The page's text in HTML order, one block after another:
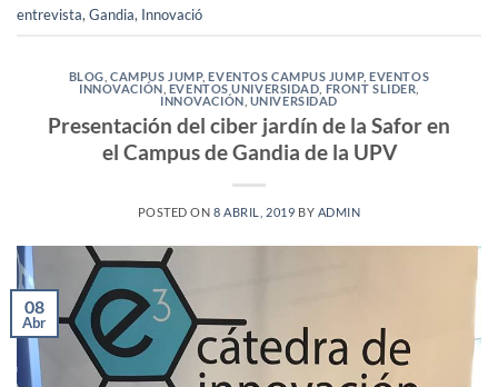
entrevista, Gandia, Innovació
BLOG ,CAMPUS JUMP,EVENTOS CAMPUS JUMP,EVENTOS
INNOVACIÓN EVENTOS UNIVERSIDAD FRONT SLIDER
INNOVACIÓN UNIVERSIDAD
Presentación del ciber jardín de la Safor en
el Campus de Gandia de la UPV
POSTED ON8 ABRIL, 2019 BY ADMIN
08
Abr